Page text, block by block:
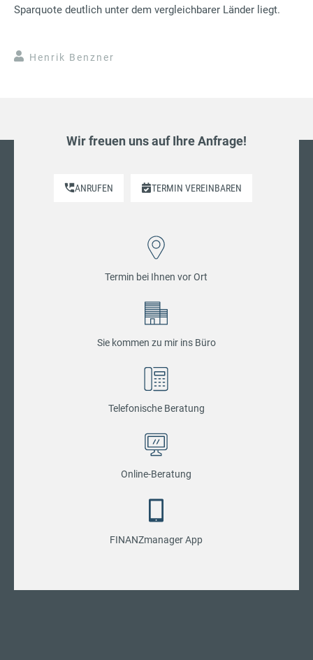
Sparquote deutlich unter dem vergleichbarer Länder liegt.
Henrik Benzner
Wir freuen uns auf Ihre Anfrage!
ANRUFEN TERMIN VEREINBAREN
Termin bei Ihnen vor Ort
Sie kommen zu mir ins Büro
Telefonische Beratung
Online-Beratung
FINANZmanager App